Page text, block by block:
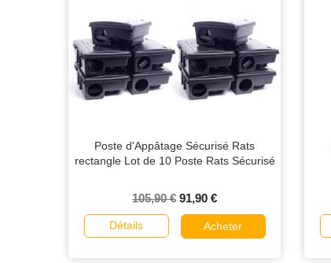
Poste d'Appâtage Sécurisé Rats
rectangle Lot de 10 Poste Rats Sécurisé
105,90 € 91,90 €
Détails Acheter